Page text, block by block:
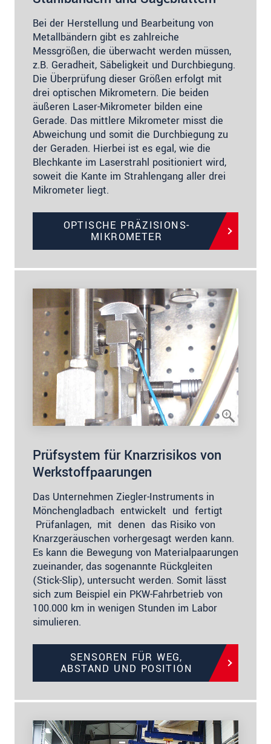
Bei der Herstellung und Bearbeitung von
Metallbändern gibt es zahlreiche
Messgrößen, die überwacht werden müssen,
z.B. Geradheit, Säbeligkeit und Durchbiegung.
Die Überprüfung dieser Größen erfolgt mit
drei optischen Mikrometern. Die beiden
äußeren Laser-Mikrometer bilden eine
Gerade. Das mittlere Mikrometer misst die
Abweichung und somit die Durchbiegung zu
der Geraden. Hierbei ist es egal, wie die
Blechkante im Laserstrahl positioniert wird,
soweit die Kante im Strahlengang aller drei
Mikrometer liegt.
OPTISCHE PRÄZISIONS-
MIKROMETER
Prüfsystem für Knarzrisikos von
Werkstoffpaarungen
Das Unternehmen Ziegler-Instruments in
Mönchengladbach entwickelt und fertigt
Prüfanlagen, mit denen das Risiko von
Knarzgeräuschen vorhergesagt werden kann.
Es kann die Bewegung von Materialpaarungen
zueinander, das sogenannte Rückgleiten
(Stick-Slip), untersucht werden. Somit lässt
sich zum Beispiel ein PKW-Fahrbetrieb von
100.000 km in wenigen Stunden im Labor
simulieren.
SENSOREN FÜR WEG,
ABSTAND UND POSITION